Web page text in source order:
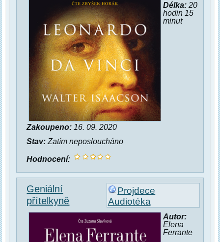
Délka:20
hodin 15
minut
Zakoupeno: 16. 09. 2020
Stav: Zatím neposloucháno
Hodnocení:
Projdece
Audiotéka
Geniální
přítelkyně
Autor:
Elena
Ferrante